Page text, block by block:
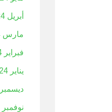
أبريل 2024
مارس 2024
فبراير 2024
يناير 2024
ديسمبر 2023
نوفمبر 2023